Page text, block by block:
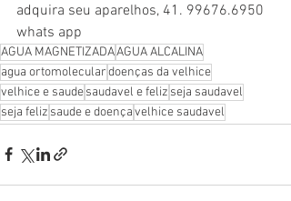
adquira seu aparelhos, 41. 99676.6950
whats app
AGUA MAGNETIZADAAGUA ALCALINA
agua ortomoleculardoenças da velhice
velhice e saudesaudavel e feliz seja saudavel
seja feliz saude e doençavelhice saudavel